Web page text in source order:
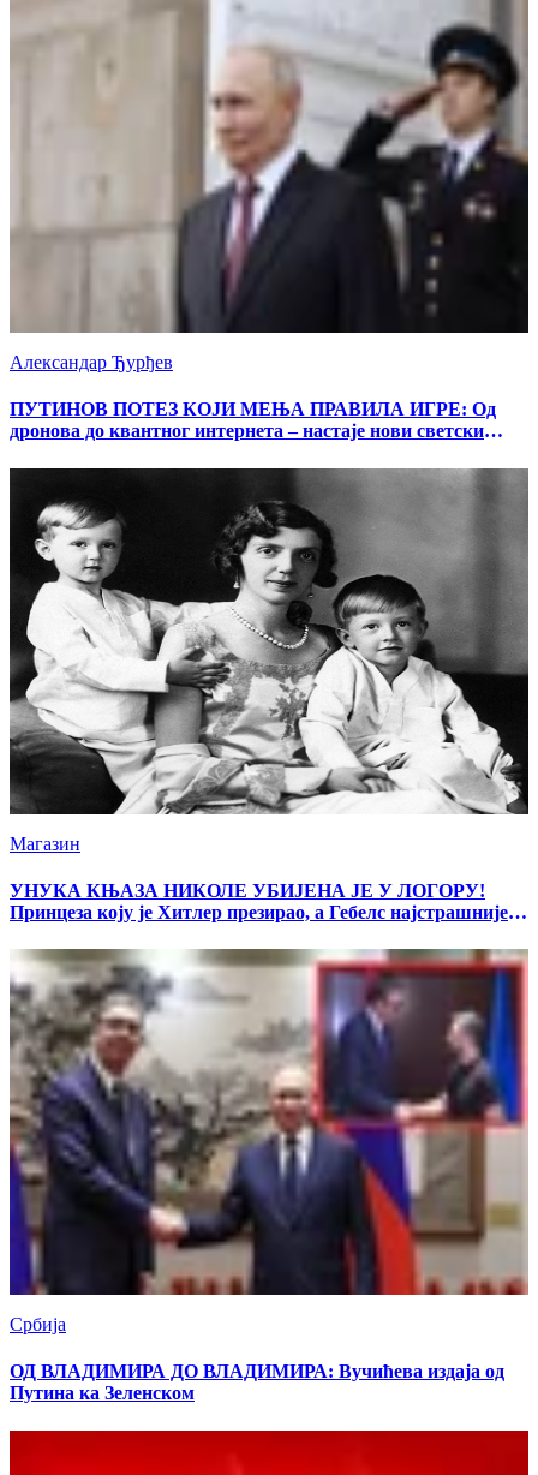
Александар Ђурђев
ПУТИНОВ ПОТЕЗ КОЈИ МЕЊА ПРАВИЛА ИГРЕ: Од
дронова до квантног интернета – настаје нови светски
Магазин
УНУКА КЊАЗА НИКОЛЕ УБИЈЕНА ЈЕ У ЛОГОРУ!
Принцеза коју је Хитлер презирао, а Гебелс најстрашније
Србија
ОД ВЛАДИМИРА ДО ВЛАДИМИРА: Вучићева издаја од
Путина ка Зеленском